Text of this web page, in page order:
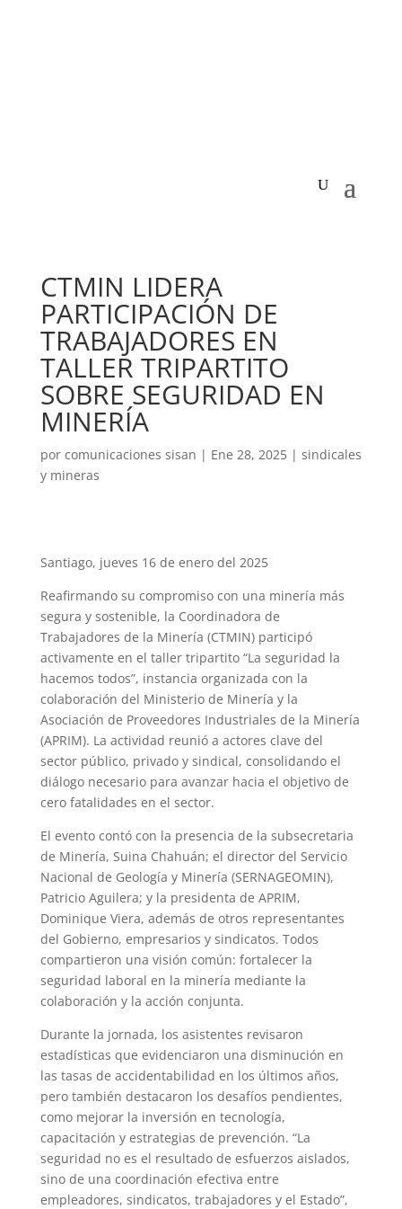
CTMIN LIDERA
PARTICIPACIÓN DE
TRABAJADORES EN
TALLER TRIPARTITO
SOBRE SEGURIDAD EN
MINERÍA
por comunicaciones sisan | Ene 28, 2025| sindicales
y mineras
Santiago, jueves 16 de enero del 2025
Reafirmando su compromiso con una minería más
segura y sostenible, la Coordinadora de
Trabajadores de la Minería (CTMIN) participó
activamente en el taller tripartito “La seguridad la
hacemos todos”, instancia organizada con la
colaboración del Ministerio de Minería y la
Asociación de Proveedores Industriales de la Minería
(APRIM). La actividad reunió a actores clave del
sector público, privado y sindical, consolidando el
diálogo necesario para avanzar hacia el objetivo de
cero fatalidades en el sector.
El evento contó con la presencia de la subsecretaria
de Minería, Suina Chahuán; el director del Servicio
Nacional de Geología y Minería (SERNAGEOMIN),
Patricio Aguilera; y la presidenta de APRIM,
Dominique Viera, además de otros representantes
del Gobierno, empresarios y sindicatos. Todos
compartieron una visión común: fortalecer la
seguridad laboral en la minería mediante la
colaboración y la acción conjunta.
Durante la jornada, los asistentes revisaron
estadísticas que evidenciaron una disminución en
las tasas de accidentabilidad en los últimos años,
pero también destacaron los desafíos pendientes,
como mejorar la inversión en tecnología,
capacitación y estrategias de prevención. “La
seguridad no es el resultado de esfuerzos aislados,
sino de una coordinación efectiva entre
empleadores, sindicatos, trabajadores y el Estado”,